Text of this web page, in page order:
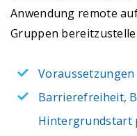
Anwendung remote
Gruppen
Voraussetzungen
Barrierefreiheit,
Hintergrundstart